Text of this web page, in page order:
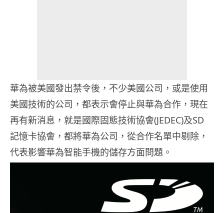
華為被美國發出禁令後，不少美國公司，或是使用
美國技術的公司，都表示會停止與華為合作，現在
再有新消息，就是國際固態技術協會(JEDEC)及SD
記憶卡協會，都將華為公司，從合作名單中剔除，
代表影響華為智能手機的儲存方面問題。